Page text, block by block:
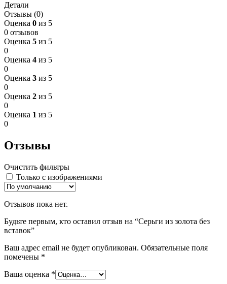
Детали
Отзывы (0)
Оценка 0 из 5
0 отзывов
Оценка 5 из 5
0
Оценка 4 из 5
0
Оценка 3 из 5
0
Оценка 2 из 5
0
Оценка 1 из 5
0
Отзывы
Очистить фильтры
Только с изображениями
Отзывов пока нет.
Будьте первым, кто оставил отзыв на “Серьги из золота без
вставок”
Ваш адрес email не будет опубликован. Обязательные поля
помечены *
Ваша оценка *